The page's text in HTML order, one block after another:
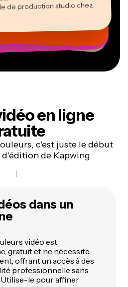
de production studio chez
Nashville
d’AuthentIQMarketing.com
chez EPATHLON
contenu
en services d’information
en freelance virtuel
en ligne
c'est juste le début
d'édition de Kapwing
dans un
vidéo est
gratuit et ne nécessite
offrant un accès à des
professionnelle sans
le pour affiner